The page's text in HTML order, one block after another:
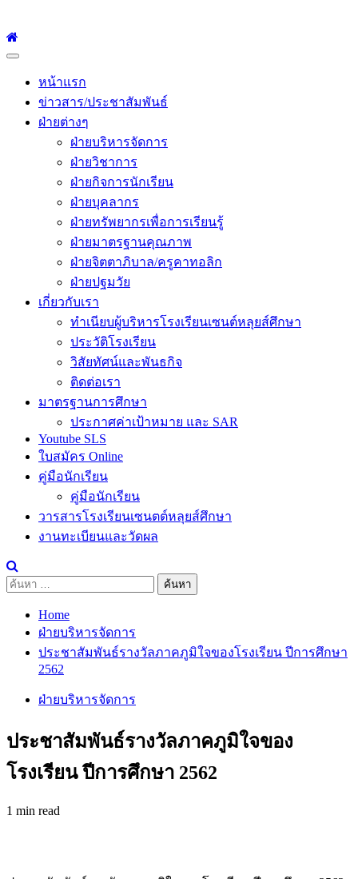
Primary
หน้าแรก
ข่าวสาร/ประชาสัมพันธ์
ฝ่ายต่างๆ
ฝ่ายบริหารจัดการ
ฝ่ายวิชาการ
ฝ่ายกิจการนักเรียน
ฝ่ายบุคลากร
ฝ่ายทรัพยากรเพื่อการเรียนรู้
ฝ่ายมาตรฐานคุณภาพ
ฝ่ายจิตตาภิบาล/ครูคาทอลิก
ฝ่ายปฐมวัย
เกี่ยวกับเรา
ทำเนียบผู้บริหารโรงเรียนเซนต์หลุยส์ศึกษา
ประวัติโรงเรียน
วิสัยทัศน์และพันธกิจ
ติดต่อเรา
มาตรฐานการศึกษา
ประกาศค่าเป้าหมาย และ SAR
Youtube SLS
ใบสมัคร Online
คู่มือนักเรียน
คู่มือนักเรียน
วารสารโรงเรียนเซนตต์หลุยส์ศึกษา
งานทะเบียนและวัดผล
ค้นหา
Home
ฝ่ายบริหารจัดการ
ประชาสัมพันธ์รางวัลภาคภูมิใจของโรงเรียน ปีการศึกษา
2562
ฝ่ายบริหารจัดการ
ประชาสัมพันธ์รางวัลภาคภูมิใจของ
โรงเรียน ปีการศึกษา 2562
1 min read